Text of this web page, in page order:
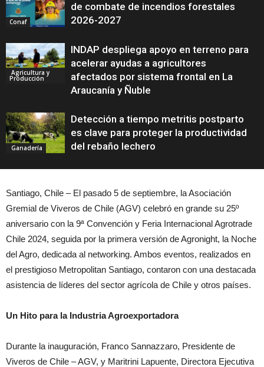
Conaf
de combate de incendios forestales
2026-2027
Agricultura y
Producción
INDAP despliega apoyo en terreno para
acelerar ayudas a agricultores
afectados por sistema frontal en La
Araucanía y Ñuble
Ganadería
Detección a tiempo metritis postparto
es clave para proteger la productividad
del rebaño lechero
Santiago, Chile – El pasado 5 de septiembre, la Asociación
Gremial de Viveros de Chile (AGV) celebró en grande su 25º
aniversario con la 9ª Convención y Feria Internacional Agrotrade
Chile 2024, seguida por la primera versión de Agronight, la Noche
del Agro, dedicada al networking. Ambos eventos, realizados en
el prestigioso Metropolitan Santiago, contaron con una destacada
asistencia de líderes del sector agrícola de Chile y otros países.
Un Hito para la Industria Agroexportadora
Durante la inauguración, Franco Sannazzaro, Presidente de
Viveros de Chile – AGV, y Maritrini Lapuente, Directora Ejecutiva